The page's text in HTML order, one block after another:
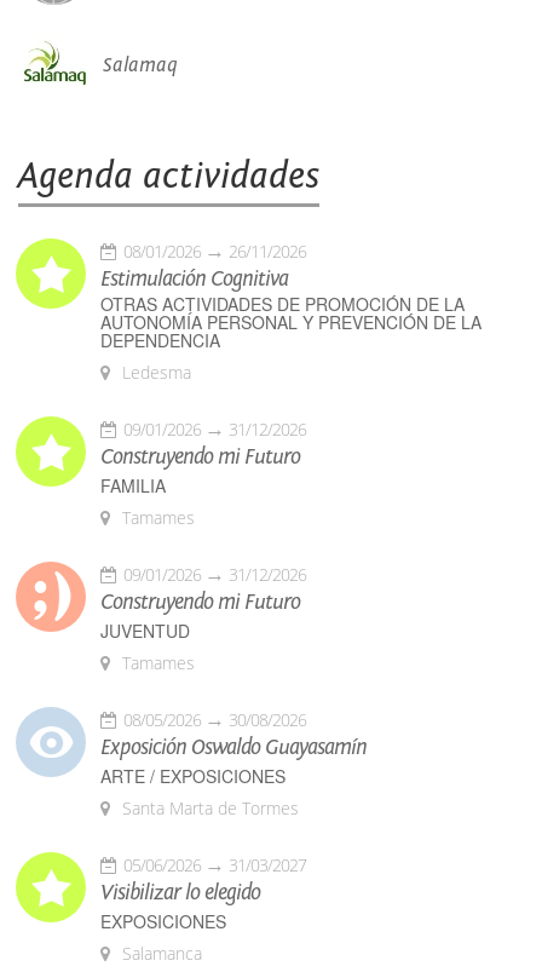
Salamaq
Agenda actividades
08/01/2026 26/11/2026
Estimulación Cognitiva
OTRAS ACTIVIDADES DE PROMOCIÓN DE LA
AUTONOMÍA PERSONAL Y PREVENCIÓN DE LA
DEPENDENCIA
Ledesma
09/01/2026 31/12/2026
Construyendo mi Futuro
FAMILIA
Tamames
09/01/2026 31/12/2026
Construyendo mi Futuro
JUVENTUD
Tamames
08/05/2026 30/08/2026
Exposición Oswaldo Guayasamín
ARTE / EXPOSICIONES
Santa Marta de Tormes
05/06/2026 31/03/2027
Visibilizar lo elegido
EXPOSICIONES
Salamanca